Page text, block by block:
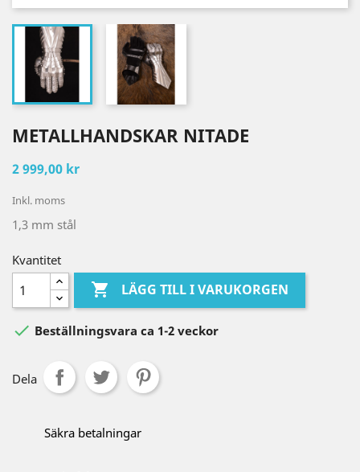
METALLHANDSKAR NITADE
2 999,00 kr
Inkl. moms
1,3 mm stål
Kvantitet
 LÄGG TILL I VARUKORGEN
 Beställningsvara ca 1-2 veckor
Dela
Säkra betalningar